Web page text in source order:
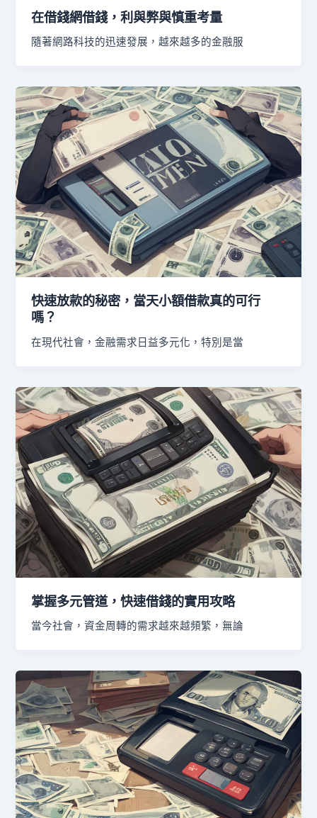
在借錢網借錢，利與弊與慎重考量
隨著網路科技的迅速發展，越來越多的金融服
快速放款的秘密，當天小額借款真的可行
嗎？
在現代社會，金融需求日益多元化，特別是當
掌握多元管道，快速借錢的實用攻略
當今社會，資金周轉的需求越來越頻繁，無論